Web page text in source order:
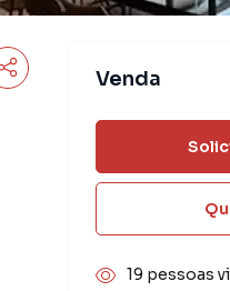
Venda
19 pessoas